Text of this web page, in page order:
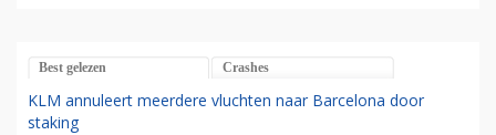
Best gelezen Crashes
KLM annuleert meerdere vluchten naar Barcelona door
staking